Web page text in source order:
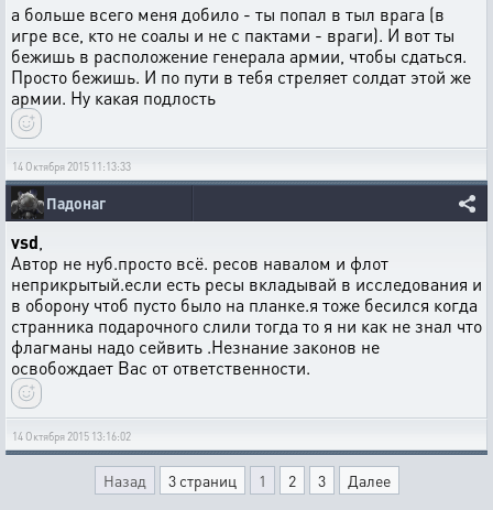
а больше всего меня добило - ты попал в тыл врага (в
игре все, кто не соалы и не с пактами - враги). И вот ты
бежишь в расположение генерала армии, чтобы сдаться.
Просто бежишь. И по пути в тебя стреляет солдат этой же
армии. Ну какая подлость
14 Октября 2015 11:13:33
Падонаг
vsd
Автор не нуб.просто всё. ресов навалом и флот
неприкрытый.если есть ресы вкладывай в исследования и
в оборону чтоб пусто было на планке.я тоже бесился когда
странника подарочного слили тогда то я ни как не знал что
флагманы надо сейвить .Незнание законов не
освобождает Вас от ответственности.
14 Октября 2015 13:16:02
Назад 3 страниц 1 2 3 Далее